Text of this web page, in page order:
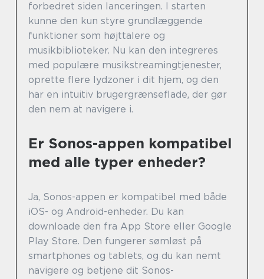
forbedret siden lanceringen. I starten
kunne den kun styre grundlæggende
funktioner som højttalere og
musikbiblioteker. Nu kan den integreres
med populære musikstreamingtjenester,
oprette flere lydzoner i dit hjem, og den
har en intuitiv brugergrænseflade, der gør
den nem at navigere i.
Er Sonos-appen kompatibel
med alle typer enheder?
Ja, Sonos-appen er kompatibel med både
iOS- og Android-enheder. Du kan
downloade den fra App Store eller Google
Play Store. Den fungerer sømløst på
smartphones og tablets, og du kan nemt
navigere og betjene dit Sonos-